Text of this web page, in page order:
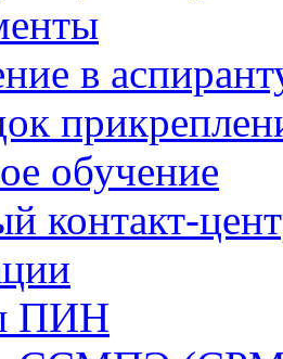
в
обучение
контакт-
ПИН